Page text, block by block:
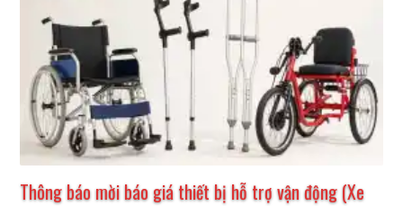
Thông báo mời báo giá thiết bị hỗ trợ vận động (Xe